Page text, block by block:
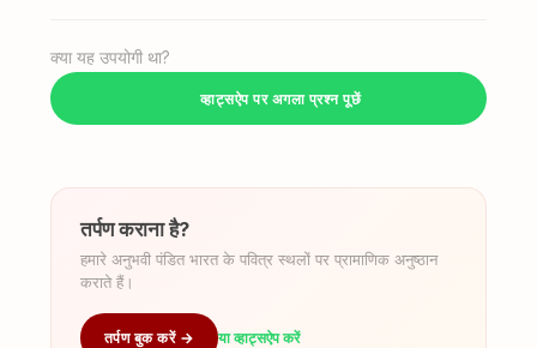
क्या यह उपयोगी था?
व्हाट्सऐप पर अगला प्रश्न पूछें
तर्पण कराना है?
हमारे अनुभवी पंडित भारत के पवित्र स्थलों पर प्रामाणिक अनुष्ठान
कराते हैं।
तर्पण बुक करें → या व्हाट्सऐप करें